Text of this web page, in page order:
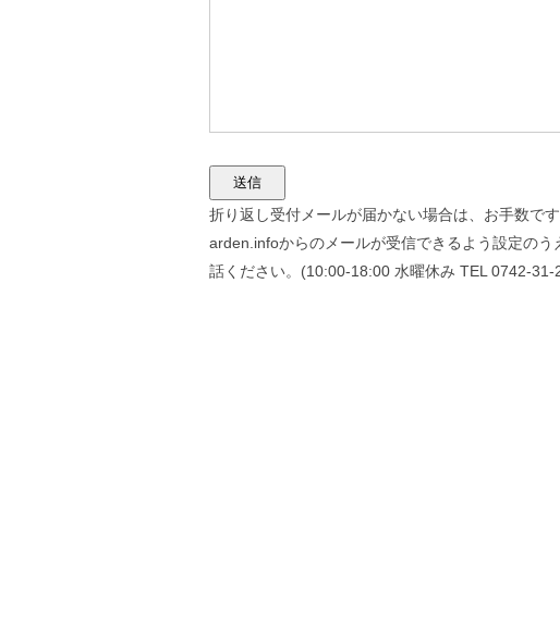
折り返し受付メールが届かない場合は、お手数で
arden.infoからのメールが受信できるよう設定の
話ください。(10:00-18:00 水曜休み TEL 0742-31-